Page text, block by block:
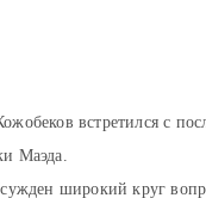
встретился с
Маэда.
широкий круг